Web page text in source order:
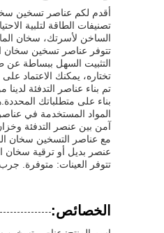
أقدم لكم عناصر تسخين
الساخن لأسرتك، سخان
التثبيت السهل ببساطة عن
تختاره، يمكنك الاعتماد على
بناء على متطلباتك
آمن بين عنصر التدفئة
مع عناصر التسخين سخان
عنصر بديل أو ترقية سخان
تتوفر العينات: متوفرة.
الخصائص: